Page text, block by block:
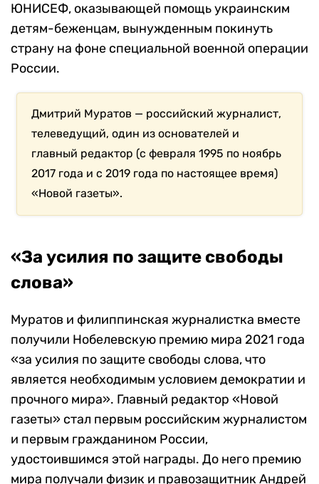
ЮНИСЕФ, оказывающей помощь украинским
детям-беженцам, вынужденным покинуть
страну на фоне специальной военной операции
России.
Дмитрий Муратов — российский журналист,
телеведущий, один из основателей и
главный редактор (с февраля 1995 по ноябрь
2017 года и с 2019 года по настоящее время)
«Новой газеты».
«За усилия по защите свободы
слова»
Муратов и филиппинская журналистка вместе
получили Нобелевскую премию мира 2021 года
«за усилия по защите свободы слова, что
является необходимым условием демократии и
прочного мира». Главный редактор «Новой
газеты» стал первым российским журналистом
и первым гражданином России,
удостоившимся этой награды. До него премию
мира получали физик и правозащитник Андрей